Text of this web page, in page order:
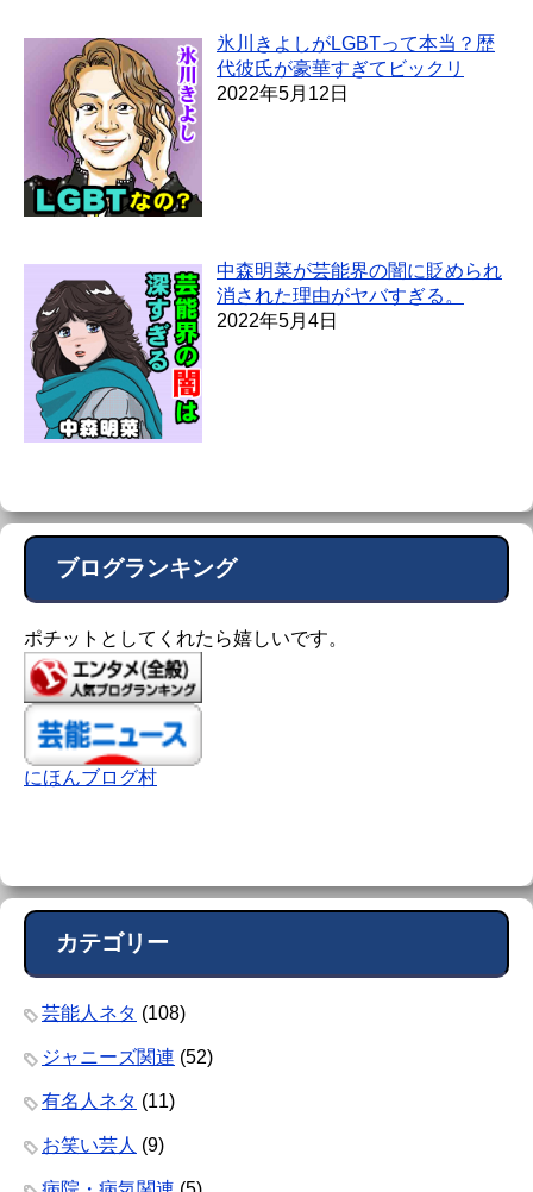
氷川きよしがLGBTって本当？歴
代彼氏が豪華すぎてビックリ
2022年5月12日
中森明菜が芸能界の闇に貶められ
消された理由がヤバすぎる。
2022年5月4日
ブログランキング
ポチットとしてくれたら嬉しいです。
にほんブログ村
カテゴリー
芸能人ネタ (108)
ジャニーズ関連 (52)
有名人ネタ (11)
お笑い芸人 (9)